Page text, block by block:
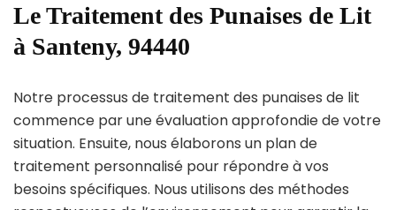
Le Traitement des Punaises de Lit
à Santeny, 94440
Notre processus de traitement des punaises de lit
commence par une évaluation approfondie de votre
situation. Ensuite, nous élaborons un plan de
traitement personnalisé pour répondre à vos
besoins spécifiques. Nous utilisons des méthodes